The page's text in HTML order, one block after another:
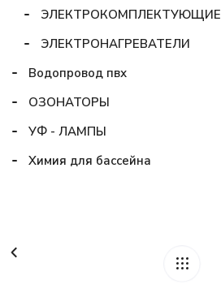
ЭЛЕКТРОКОМПЛЕКТУЮЩИЕ
ЭЛЕКТРОНАГРЕВАТЕЛИ
Водопровод пвх
ОЗОНАТОРЫ
УФ - ЛАМПЫ
Химия для бассейна